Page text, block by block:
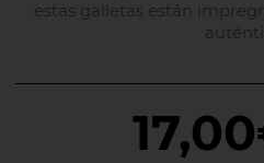
estas galletas están